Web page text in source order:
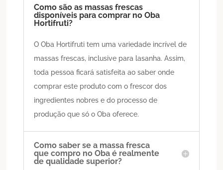
Como são as massas frescas
disponíveis para comprar no Oba
Hortifruti?
O Oba Hortifruti tem uma variedade incrível de
massas frescas, inclusive para lasanha. Assim,
toda pessoa ficará satisfeita ao saber onde
comprar este produto com o frescor dos
ingredientes nobres e do processo de
produção que só o Oba oferece.
Como saber se a massa fresca
que compro no Oba é realmente
de qualidade superior?